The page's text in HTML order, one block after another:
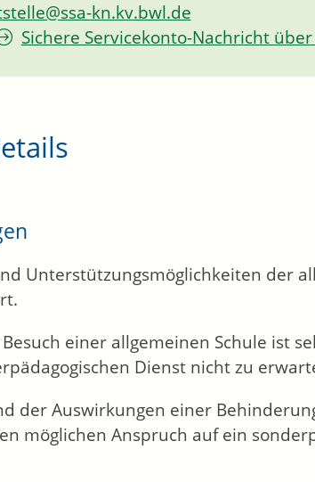
kn.kv.bwl.de
Sichere Servicekonto-Nachricht
Unterstützungsmöglichkeiten der
einer allgemeinen Schule ist
Dienst nicht zu
der Auswirkungen einer
möglichen Anspruch auf ein